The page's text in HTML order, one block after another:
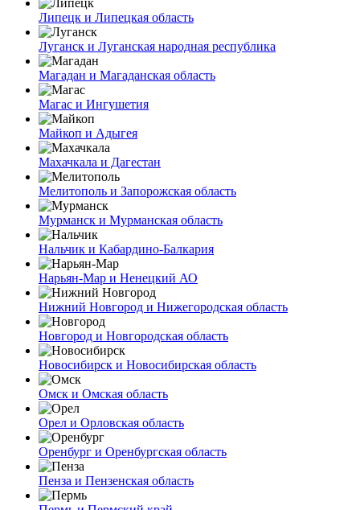
Липецк и Липецкая область
Луганск и Луганская народная республика
Магадан и Магаданская область
Магас и Ингушетия
Майкоп и Адыгея
Махачкала и Дагестан
Мелитополь и Запорожская область
Мурманск и Мурманская область
Нальчик и Кабардино-Балкария
Нарьян-Мар и Ненецкий АО
Нижний Новгород и Нижегородская область
Новгород и Новгородская область
Новосибирск и Новосибирская область
Омск и Омская область
Орел и Орловская область
Оренбург и Оренбургская область
Пенза и Пензенская область